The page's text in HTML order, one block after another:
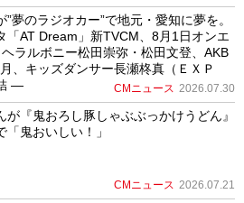
”夢のラジオカー”で地元・愛知に夢を。
「AT Dream」新TVCM、8月1日オンエ
ラルボニー松田崇弥・松田文登、AKB
、キッズダンサー長瀬柊真（ＥＸＰ
―
CMニュース 2026.07.30
が『鬼おろし豚しゃぶぶっかけうどん』
「鬼おいしい！」
CMニュース 2026.07.21